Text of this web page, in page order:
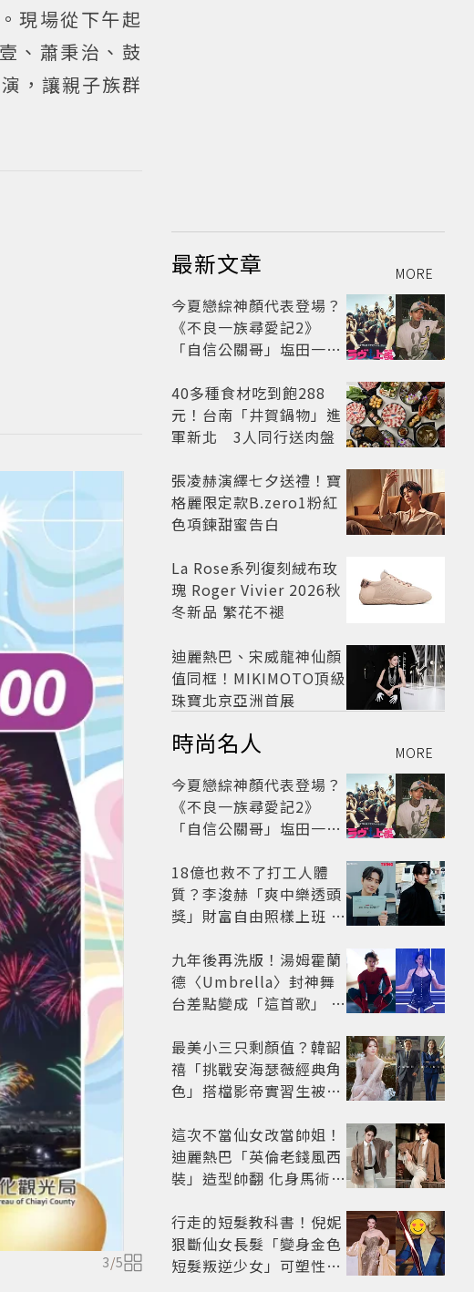
現場從下午起
、蕭秉治、鼓
，讓親子族群
3/5
最新文章 MORE
今夏戀綜神顏代表登場？
《不良一族尋愛記2》
「自信公關哥」塩田一馬
老闆
40多種食材吃到飽288
元！台南「井賀鍋物」進
軍新北 3人同行送肉盤
張凌赫演繹七夕送禮！寶
格麗限定款B.zero1粉紅
色項鍊甜蜜告白
La Rose系列復刻絨布玫
瑰 Roger Vivier 2026秋
冬新品 繁花不褪
迪麗熱巴、宋威龍神仙顏
值同框！MIKIMOTO頂級
珠寶北京亞洲首展
時尚名人 MORE
今夏戀綜神顏代表登場？
《不良一族尋愛記2》
「自信公關哥」塩田一馬
老闆
18億也救不了打工人體
質？李浚赫「爽中樂透頭
獎」財富自由照樣上班 西
九年後再洗版！湯姆霍蘭
德〈Umbrella〉封神舞
台差點變成「這首歌」 造
開
最美小三只剩顏值？韓韶
禧「挑戰安海瑟薇經典角
色」搭檔影帝實習生被
這次不當仙女改當帥姐！
迪麗熱巴「英倫老錢風西
裝」造型帥翻 化身馬術師
行走的短髮教科書！倪妮
狠斷仙女長髮「變身金色
短髮叛逆少女」可塑性超